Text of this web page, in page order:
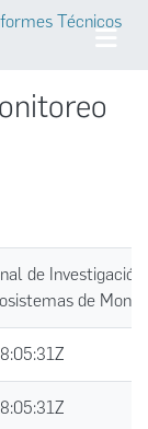
Técnicos
de Investigación
de